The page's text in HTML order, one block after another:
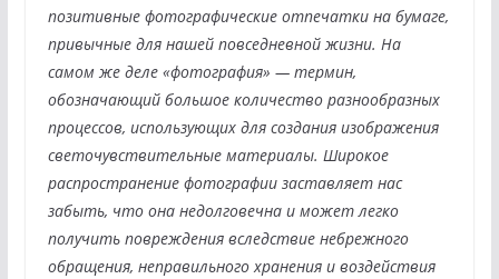
позитивные фотографические отпечатки на бумаге,
привычные для нашей повседневной жизни. На
самом же деле «фотография» — термин,
обозначающий большое количество разнообразных
процессов, использующих для создания изображения
светочувствительные материалы. Широкое
распространение фотографии заставляет нас
забыть, что она недолговечна и может легко
получить повреждения вследствие небрежного
обращения, неправильного хранения и воздействия